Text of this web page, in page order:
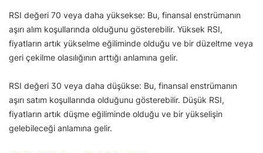
RSI değeri 70 veya daha yüksekse: Bu, finansal enstrümanın
aşırı alım koşullarında olduğunu gösterebilir. Yüksek RSI,
fiyatların artık yükselme eğiliminde olduğu ve bir düzeltme veya
geri çekilme olasılığının arttığı anlamına gelir.
RSI değeri 30 veya daha düşükse: Bu, finansal enstrümanın
aşırı satım koşullarında olduğunu gösterebilir. Düşük RSI,
fiyatların artık düşme eğiliminde olduğu ve bir yükselişin
gelebileceği anlamına gelir.